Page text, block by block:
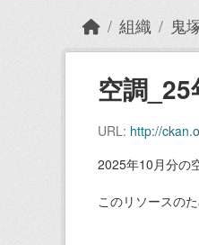
組織 鬼
空調
URL: http://
2025年10月分の
このリソースの